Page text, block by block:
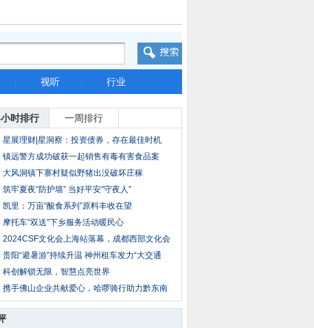
| 视听 | 行业
时排行 一周排行
星展理财|星洞察：投资债券，存在最佳时机
吗？
镇远警方成功破获一起销售有毒有害食品案
大风洞镇下寨村疑似野猪出没破坏庄稼
筑牢夏夜“防护墙” 当好平安“守夜人”
凯里：万亩“酸食系列”原料丰收在望
摩托车“双送”下乡服务活动暖民心
2024CSF文化会上海站落幕，成都西部文化会
再见
贵阳“避暑游”持续升温 神州租车发力“大交通
科创解锁无限，智慧点亮世界
携手佛山企业共献爱心，哈啰骑行助力黔东南